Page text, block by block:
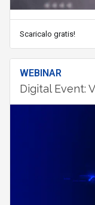
Scaricalo gratis!
WEBINAR
Digital Event: